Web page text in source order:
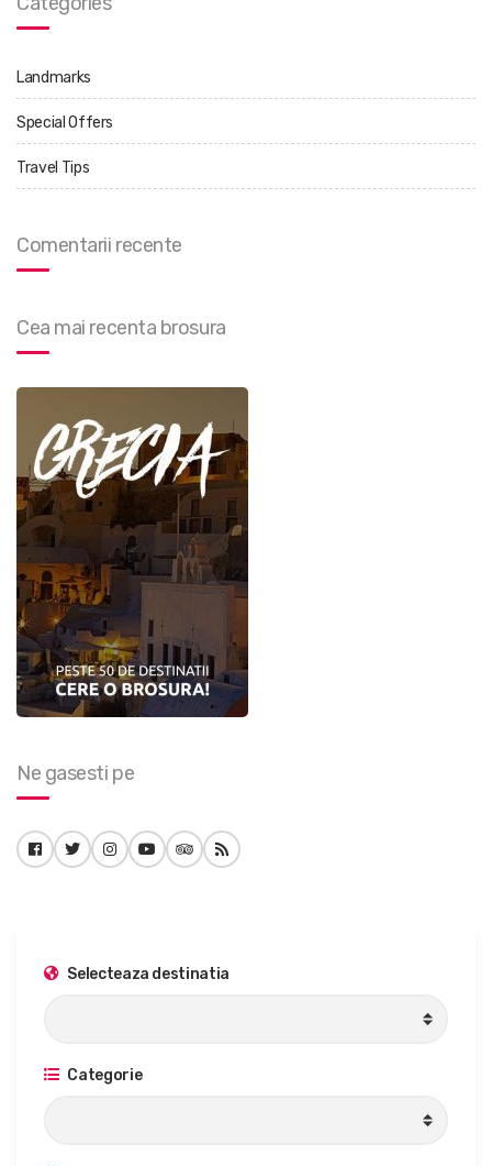
Landmarks
Special Offers
Travel Tips
Comentarii recente
Cea mai recenta brosura
Ne gasesti pe
Selecteaza destinatia
Categorie